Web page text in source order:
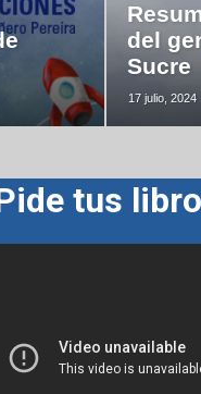
del
Sucre
17 julio, 2024
tus